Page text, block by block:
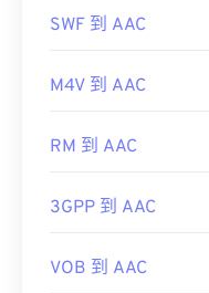
首次发行：2001年
https://
不过，AAC 文件非
此外，由于 AAC 文
首次发行：1997年
https://
SWF 到 AAC
M4V 到 AAC
RM 到 AAC
3GPP 到 AAC
VOB 到 AAC